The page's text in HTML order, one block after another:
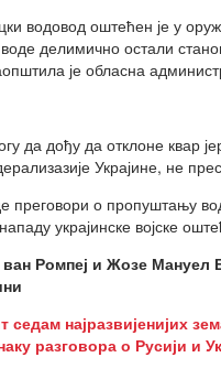
водовод оштећен је у
воде делимично остали
је обласна
да дођу да отклоне квар
Украјине, не
преговори о пропуштању
украјинске војске
Ромпеј и Жозе Мануел
седам најразвијенијих
разговора о Русији и